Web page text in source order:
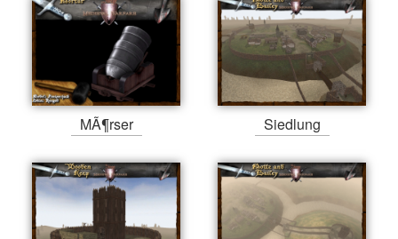
MÃ¶rser Siedlung